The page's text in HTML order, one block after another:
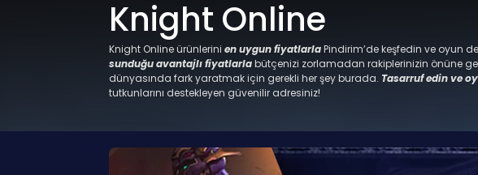
Knight Online
Knight Online ürünlerinien uygun fiyatlarlaPindirim’de keşfedin ve oyun
sunduğu avantajlı fiyatlarlabütçenizi zorlamadan rakiplerinizin önüne
dünyasında fark yaratmak için gerekli her şey burada. Tasarruf edin ve
tutkunlarını destekleyen güvenilir adresiniz!